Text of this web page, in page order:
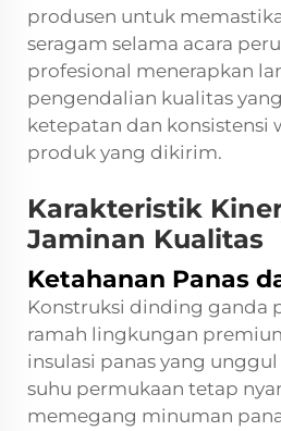
produsen untuk
seragam selama acara
profesional menerapkan
pengendalian kualitas
ketepatan dan konsistensi
produk yang dikirim.
Karakteristik
Jaminan Kualitas
Ketahanan Panas
Konstruksi dinding ganda
ramah lingkungan
insulasi panas yang
suhu permukaan tetap
memegang minuman